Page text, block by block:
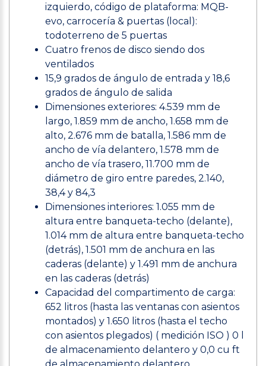
izquierdo, código de plataforma: MQB-
evo, carrocería & puertas (local):
todoterreno de 5 puertas
Cuatro frenos de disco siendo dos
ventilados
15,9 grados de ángulo de entrada y 18,6
grados de ángulo de salida
Dimensiones exteriores: 4.539 mm de
largo, 1.859 mm de ancho, 1.658 mm de
alto, 2.676 mm de batalla, 1.586 mm de
ancho de vía delantero, 1.578 mm de
ancho de vía trasero, 11.700 mm de
diámetro de giro entre paredes, 2.140,
38,4 y 84,3
Dimensiones interiores: 1.055 mm de
altura entre banqueta-techo (delante),
1.014 mm de altura entre banqueta-techo
(detrás), 1.501 mm de anchura en las
caderas (delante) y 1.491 mm de anchura
en las caderas (detrás)
Capacidad del compartimento de carga:
652 litros (hasta las ventanas con asientos
montados) y 1.650 litros (hasta el techo
con asientos plegados) ( medición ISO ) 0 l
de almacenamiento delantero y 0,0 cu ft